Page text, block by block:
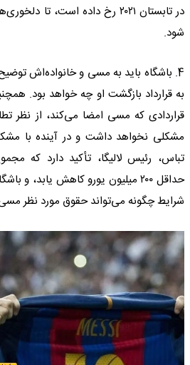
در تابستان ۲۰۲۱ رخ داده است،
شود.
4. باشگاه باید به مسی و خانواده‌اش
به قرارداد بازگشت او چه خواهد بود.
قراردادی که مسی امضا می‌کند، از نظر
مشکلی نخواهد داشت و در آینده با
تباس، رئیس لالیگا، تأکید دارد که
حداقل ۲۰۰ میلیون یورو کاهش یابد،
شرایط چگونه می‌تواند حقوق مورد نظر